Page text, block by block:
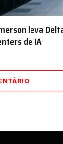
leva
de IA